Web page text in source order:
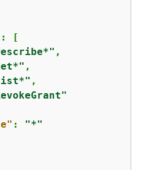
: [
,
,
,
: "*"